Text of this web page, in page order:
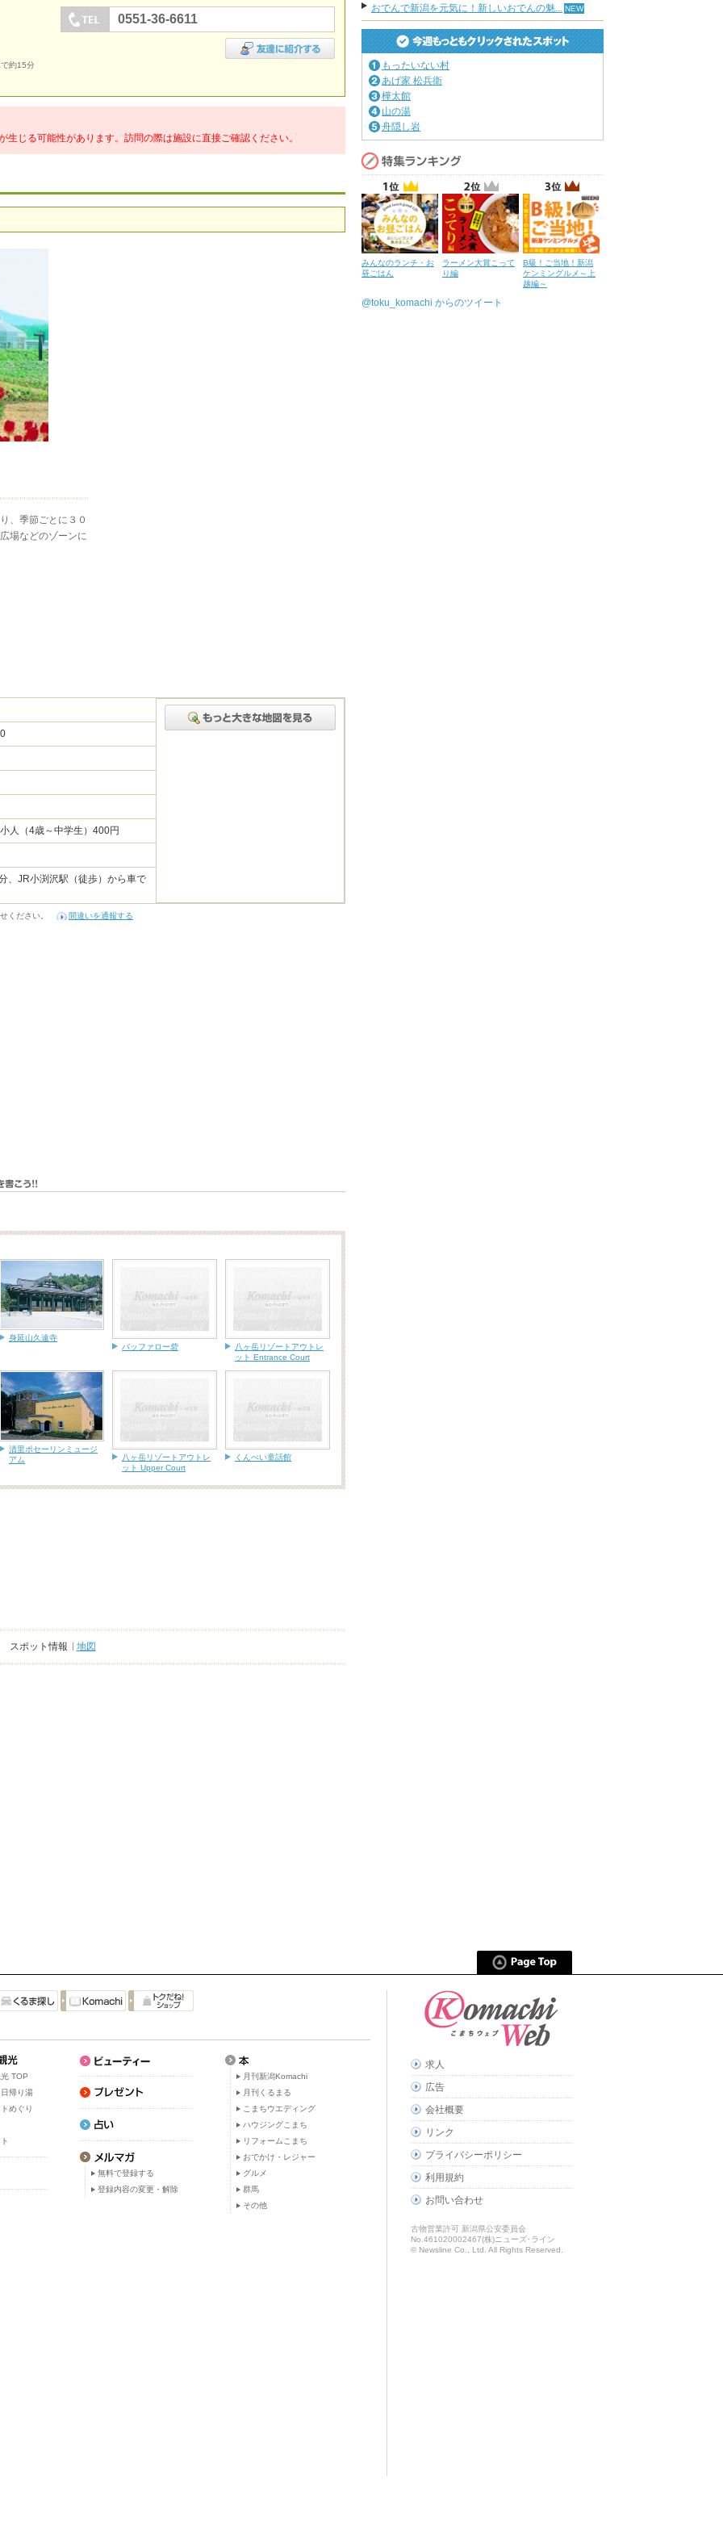
約15分
0551-36-6611
じる可能性があります。訪問の際は施設に直接ご確認ください。
、季節ごとに３０
場などのゾーンに
人（4歳～中学生）400円
、JR小渕沢駅（徒歩）から車で
ください。 間違いを通報する
身延山久遠寺
バッファロー砦
八ヶ岳リゾートアウトレ
ット Entrance Court
清里ポセーリンミュージ
アム
八ヶ岳リゾートアウトレ
ット Upper Court
くんぺい童話館
スポット情報 地図
おでんで新潟を元気に！新しいおでんの魅...
もったいない村
あげ家 松兵衛
樺太館
山の湯
舟隠し岩
みんなのランチ・お
昼ごはん
ラーメン大賞こって
り編
B級！ご当地！新潟
ケンミングルメ～上
越編～
@toku_komachi からのツイート
TOP
帰り湯
めぐり
無料で登録する
登録内容の変更・解除
月刊新潟Komachi
月刊くるまる
こまちウエディング
ハウジングこまち
リフォームこまち
おでかけ・レジャー
グルメ
群馬
その他
求人
広告
会社概要
リンク
プライバシーポリシー
利用規約
お問い合わせ
古物営業許可 新潟県公安委員会
No.461020002467(株)ニューズ･ライン
© Newsline Co., Ltd. All Rights Reserved.